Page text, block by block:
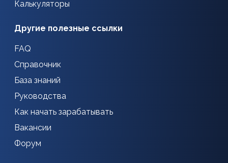
Калькуляторы
Другие полезные ссылки
FAQ
Справочник
База знаний
Руководства
Как начать зарабатывать
Вакансии
Форум